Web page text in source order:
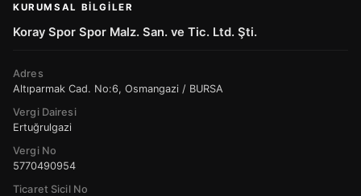
KURUMSAL BILGILER
Koray Spor Spor Malz. San. ve Tic. Ltd. Şti.
Adres
Altıparmak Cad. No:6, Osmangazi / BURSA
Vergi Dairesi
Ertuğrulgazi
Vergi No
5770490954
Ticaret Sicil No